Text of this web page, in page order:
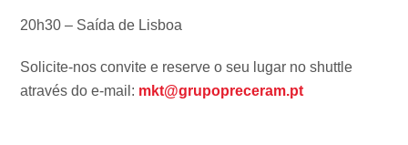
20h30 – Saída de Lisboa
Solicite-nos convite e reserve o seu lugar no shuttle
através do e-mail: mkt@grupopreceram.pt